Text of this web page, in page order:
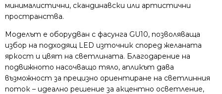
минималистични, скандинавски или артистични
пространства.
Моделът е оборудван с фасунга GU10, позволяваща
избор на подходящ LED източник според желаната
яркост и цвят на светлината. Благодарение на
подвижното насочващо тяло, апликът дава
възможност за прецизно ориентиране на светлинния
поток – идеално решение за акцентно осветление,